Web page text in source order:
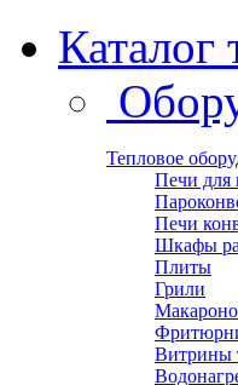
Каталог
Тепловое
Печи
Печи
Шкафы
Плиты
Грили
Витрины